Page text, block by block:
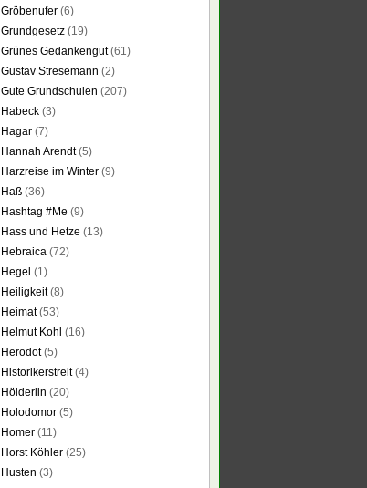
Gröbenufer (6)
Grundgesetz (19)
Grünes Gedankengut(61)
Gustav Stresemann (2)
Gute Grundschulen (207)
Habeck (3)
Hagar (7)
Hannah Arendt(5)
Harzreise im Winter (9)
Haß (36)
Hashtag #Me (9)
Hass und Hetze (13)
Hebraica (72)
Hegel (1)
Heiligkeit(8)
Heimat(53)
Helmut Kohl (16)
Herodot(5)
Historikerstreit(4)
Hölderlin (20)
Holodomor (5)
Homer (11)
Horst Köhler (25)
Husten (3)